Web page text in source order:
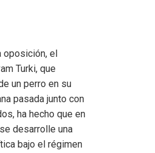
el
Turki, que
un perro en su
pasada junto con
ha hecho que en
desarrolle una
bajo el régimen